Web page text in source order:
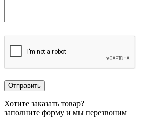
Хотите заказать товар?
заполните форму и мы перезвоним